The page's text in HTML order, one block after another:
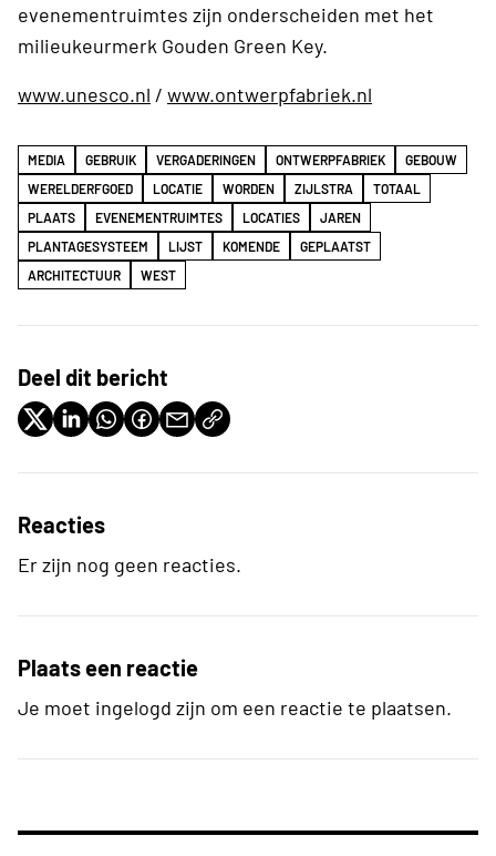
evenementruimtes zijn onderscheiden met het
milieukeurmerk Gouden Green Key.
www.unesco.nl / www.ontwerpfabriek.nl
MEDIA GEBRUIK VERGADERINGEN ONTWERPFABRIEK
GEBOUW
WERELDERFGOED
LOCATIE WORDEN ZIJLSTRA
TOTAAL
PLAATS
EVENEMENTRUIMTES LOCATIES
JAREN
PLANTAGESYSTEEM
LIJST KOMENDE
GEPLAATST
ARCHITECTUUR
WEST
Deel dit bericht
Reacties
Er zijn nog geen reacties.
Plaats een reactie
Je moet ingelogd zijn om een reactie te plaatsen.